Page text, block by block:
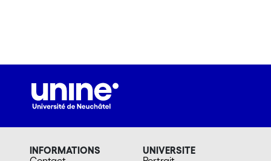
INFORMATIONS
UNIVERSITE